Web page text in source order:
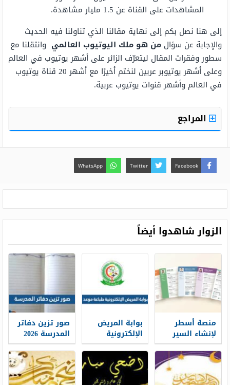
المشاهدات على القناة عن 1.5 مليار مشاهدة.
إلى هنا نصل بكم إلى نهاية مقالنا الذي تناولنا فيه الحديث
والإجابة عن سؤال من هو ملك اليوتيوب العالمي وانتقلنا مع
سطور وفقرات المقال ليتعرّف الزائر على أشهر يوتيوب في العالم
وعلى أشهر يوتيوبر عربين لنختم أخيرًا مع أشهر 20 قناة يوتيوب
في العالم وأشهر قنوات يوتيوب عربية.
المراجع
Facebook
Twitter
WhatsApp
الزوار شاهدوا أيضاً
منصة أسطر
لإنشاء السير
الذاتية: حين
تتحول الخبرات
إلى حكاية
مهنية واضحة
بوابة المريض
الإلكترونية
طباعة موعد
والتسجيل فيه
1448
صور تزين دفاتر
المدرسة 2026